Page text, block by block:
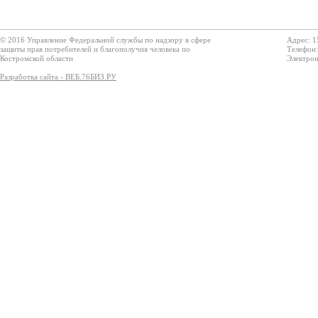
© 2016 Управление Федеральной службы по надзору в сфере
защиты прав потребителей и благополучия человека по
Костромской области
Разработка сайта - ВЕБ.76БИЗ.РУ
Адрес: